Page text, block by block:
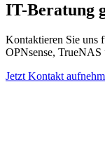
IT-Beratung
Kontaktieren Sie uns
OPNsense, TrueNAS
Jetzt Kontakt